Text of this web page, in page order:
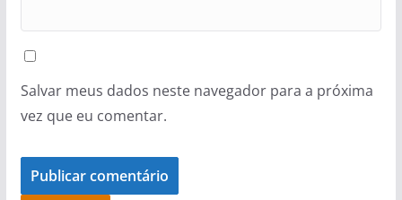
Salvar meus dados neste navegador para a próxima
vez que eu comentar.